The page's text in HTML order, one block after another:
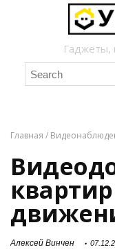
Гаджеты,
Главная /
Алексей Винчен